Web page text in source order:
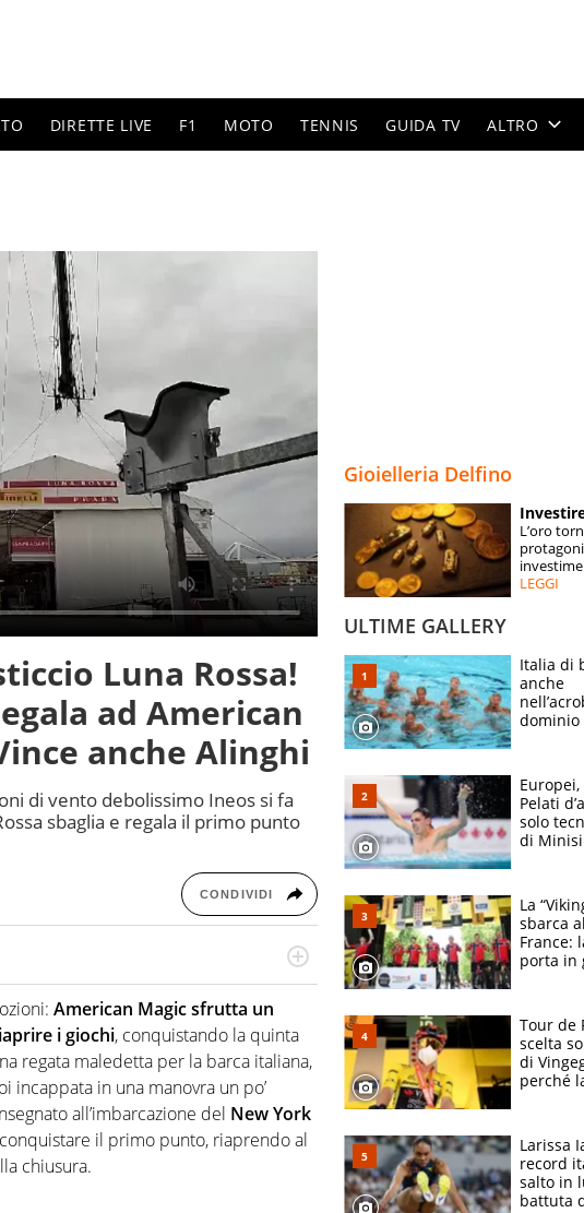
DIRETTE LIVE F1 MOTO TENNIS GUIDA TV ALTRO
SPECIALI
ESPERTI
Luna Rossa!
ad American
anche Alinghi
di vento debolissimo Ineos si fa
sbaglia e regala il primo punto
CONDIVIDI
è il tuttologo di Virgilio Sport. Provate a
ve ne farà innamorare
American Magic sfrutta un
i giochi, conquistando la quinta
regata maledetta per la barca italiana,
incappata in una manovra un po’
all’imbarcazione del New York
il primo punto, riaprendo al
chiusura.
Gioielleria Delfino
L’oro
LEGGI
ULTIME GALLERY
Italia di
anche
dominio
e
Pelati
solo
di
mirino
La
sbarca
France:
porta in
Tour de
scelta
di
perché
rischio
Larissa
record
salto in
battuta